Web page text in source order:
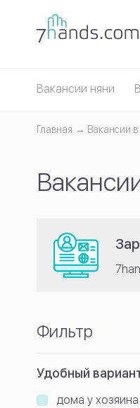
Вакансии няни
Главная Вакансии
Фильтр
Удобный
дома у хозяина